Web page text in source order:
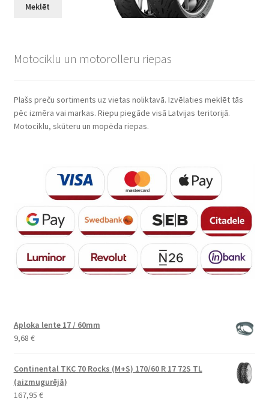
Meklēt
Motociklu un motorolleru riepas
Plašs preču sortiments uz vietas noliktavā. Izvēlaties meklēt tās
pēc izmēra vai markas. Riepu piegāde visā Latvijas teritorijā.
Motociklu, skūteru un mopēda riepas.
Aploka lente 17 / 60mm
9,68 €
Continental TKC 70 Rocks (M+S) 170/60 R 17 72S TL
(aizmugurējā)
167,95 €